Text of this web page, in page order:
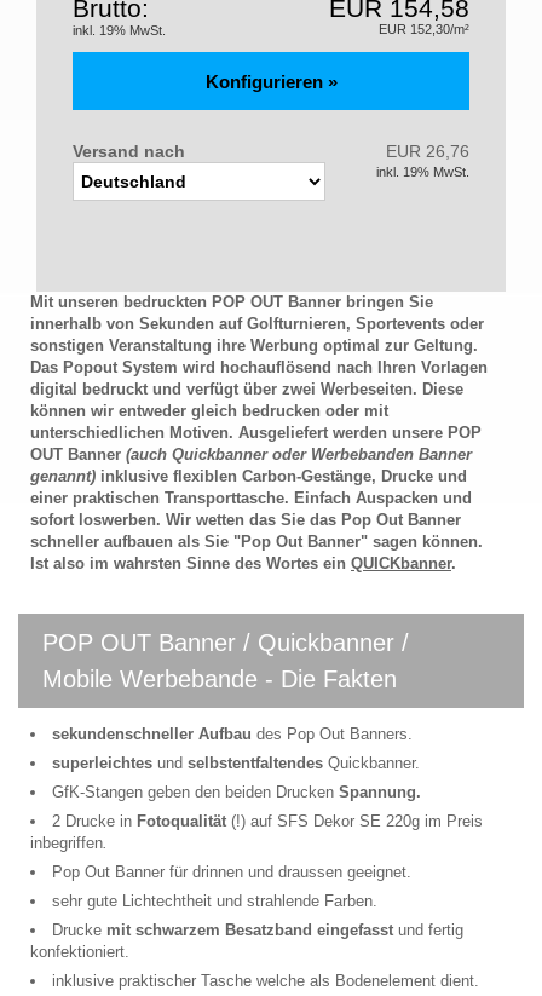
Brutto:
inkl. 19% MwSt.
EUR 154,58
EUR 152,30/m²
Versand nach EUR 26,76
inkl. 19% MwSt.
Mit unseren bedruckten POP OUT Banner bringen Sie
innerhalb von Sekunden auf Golfturnieren, Sportevents oder
sonstigen Veranstaltung ihre Werbung optimal zur Geltung.
Das Popout System wird hochauflösend nach Ihren Vorlagen
digital bedruckt und verfügt über zwei Werbeseiten. Diese
können wir entweder gleich bedrucken oder mit
unterschiedlichen Motiven. Ausgeliefert werden unsere POP
OUT Banner (auch Quickbanner oder Werbebanden Banner
genannt) inklusive flexiblen Carbon-Gestänge, Drucke und
einer praktischen Transporttasche. Einfach Auspacken und
sofort loswerben. Wir wetten das Sie das Pop Out Banner
schneller aufbauen als Sie "Pop Out Banner" sagen können.
Ist also im wahrsten Sinne des Wortes ein QUICKbanner.
POP OUT Banner / Quickbanner /
Mobile Werbebande - Die Fakten
sekundenschneller Aufbau des Pop Out Banners.
superleichtes und selbstentfaltendes Quickbanner.
GfK-Stangen geben den beiden Drucken Spannung.
2 Drucke in Fotoqualität (!) auf SFS Dekor SE 220g im Preis
inbegriffen
Pop Out Banner für drinnen und draussen geeignet.
sehr gute Lichtechtheit und strahlende Farben.
Drucke mit schwarzem Besatzband eingefasst und fertig
konfektioniert.
inklusive praktischer Tasche welche als Bodenelement dient.